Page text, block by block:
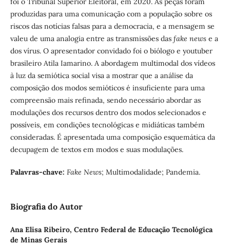
produzidas para uma comunicação com a população sobre os
riscos das notícias falsas para a democracia, e a mensagem se
valeu de uma analogia entre as transmissões das fake newse a
dos vírus. O apresentador convidado foi o biólogo e youtuber
brasileiro Atila Iamarino. A abordagem multimodal dos vídeos
à luz da semiótica social visa a mostrar que a análise da
composição dos modos semióticos é insuficiente para uma
compreensão mais refinada, sendo necessário abordar as
modulações dos recursos dentro dos modos selecionados e
possíveis, em condições tecnológicas e midiáticas também
consideradas. É apresentada uma composição esquemática da
decupagem de textos em modos e suas modulações.
Palavras-chave: Fake News; Multimodalidade; Pandemia.
Biografia do Autor
Ana Elisa Ribeiro, Centro Federal de Educação Tecnológica
de Minas Gerais